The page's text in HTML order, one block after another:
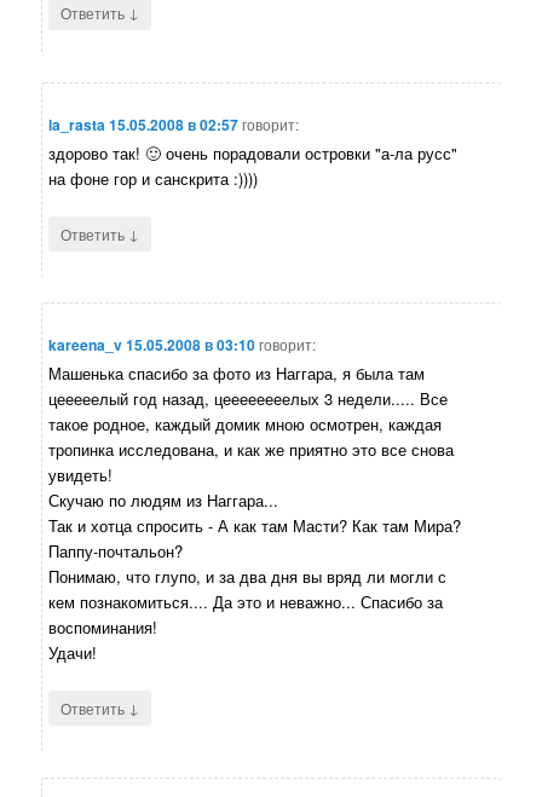
Ответить ↓
la_rasta15.05.2008 в 02:57говорит:
здорово так! 🙂 очень порадовали островки "а-ла русс"
на фоне гор и санскрита :))))
Ответить ↓
kareena_v15.05.2008 в 03:10говорит:
Машенька спасибо за фото из Наггара, я была там
цееееелый год назад, цеееееееелых 3 недели..... Все
такое родное, каждый домик мною осмотрен, каждая
тропинка исследована, и как же приятно это все снова
увидеть!
Скучаю по людям из Наггара...
Так и хотца спросить - А как там Масти? Как там Мира?
Паппу-почтальон?
Понимаю, что глупо, и за два дня вы вряд ли могли с
кем познакомиться.... Да это и неважно... Спасибо за
воспоминания!
Удачи!
Ответить ↓